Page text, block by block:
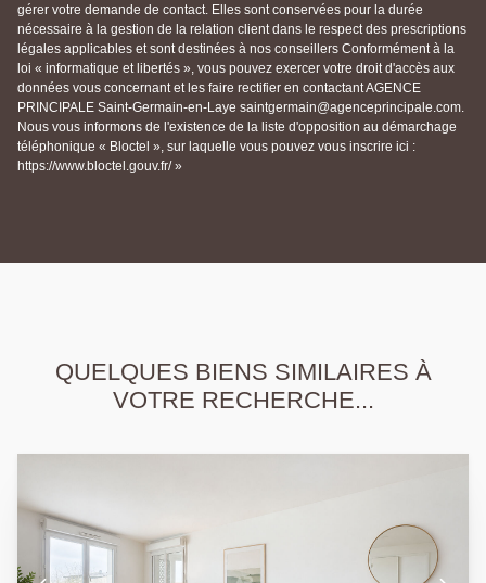
gérer votre demande de contact. Elles sont conservées pour la durée
nécessaire à la gestion de la relation client dans le respect des prescriptions
légales applicables et sont destinées à nos conseillers Conformément à la
loi « informatique et libertés », vous pouvez exercer votre droit d'accès aux
données vous concernant et les faire rectifier en contactant AGENCE
PRINCIPALE Saint-Germain-en-Laye saintgermain@agenceprincipale.com.
Nous vous informons de l'existence de la liste d'opposition au démarchage
téléphonique « Bloctel », sur laquelle vous pouvez vous inscrire ici :
https://www.bloctel.gouv.fr/ »
QUELQUES BIENS SIMILAIRES À
VOTRE RECHERCHE...